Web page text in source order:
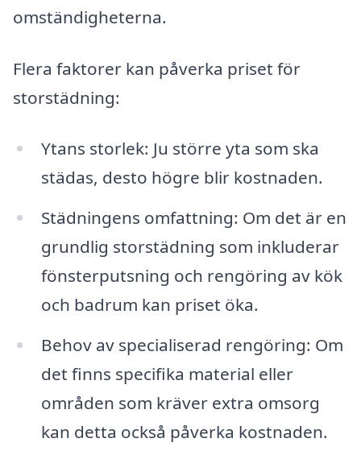
omständigheterna.
Flera faktorer kan påverka priset för
storstädning:
Ytans storlek: Ju större yta som ska
städas, desto högre blir kostnaden.
Städningens omfattning: Om det är en
grundlig storstädning som inkluderar
fönsterputsning och rengöring av kök
och badrum kan priset öka.
Behov av specialiserad rengöring: Om
det finns specifika material eller
områden som kräver extra omsorg
kan detta också påverka kostnaden.